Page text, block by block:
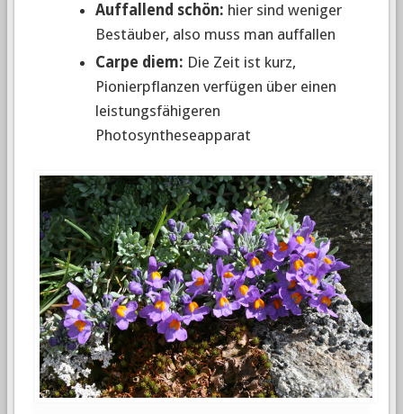
Auffallend schön: hier sind weniger
Bestäuber, also muss man auffallen
Carpe diem: Die Zeit ist kurz,
Pionierpflanzen verfügen über einen
leistungsfähigeren
Photosyntheseapparat